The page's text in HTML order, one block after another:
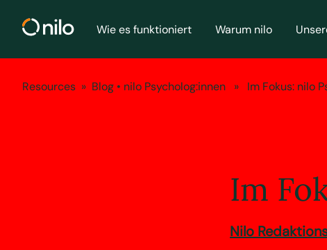
Wie es funktioniert Warum nilo
Resources » Blog • nilo Psycholog:innen » Im Fokus: nilo
Im
Nilo